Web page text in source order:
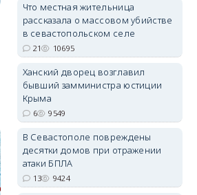
erid: 2SDnjcrDNw6
Что местная жительница
рассказала о массовом убийстве
в севастопольском селе
21 10695
Ханский дворец возглавил
бывший замминистра юстиции
Крыма
6 9549
В Севастополе повреждены
десятки домов при отражении
атаки БПЛА
13 9424